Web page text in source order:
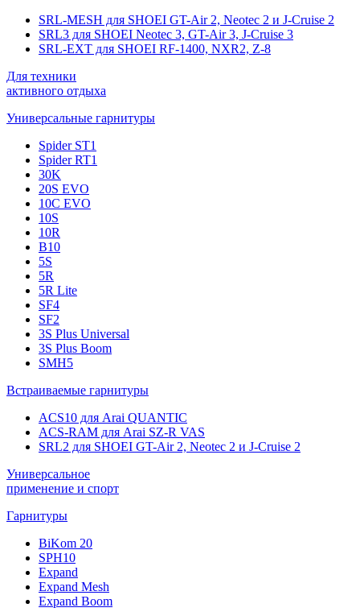
SRL-MESH для SHOEI GT-Air 2, Neotec 2 и J-Cruise 2
SRL3 для SHOEI Neotec 3, GT-Air 3, J‑Cruise 3
SRL-EXT для SHOEI RF-1400, NXR2, Z-8
Для техники
активного отдыха
Универсальные гарнитуры
Spider ST1
Spider RT1
30K
20S EVO
10C EVO
10S
10R
B10
5S
5R
5R Lite
SF4
SF2
3S Plus Universal
3S Plus Boom
SMH5
Встраиваемые гарнитуры
ACS10 для Arai QUANTIC
ACS-RAM для Arai SZ-R VAS
SRL2 для SHOEI GT-Air 2, Neotec 2 и J-Cruise 2
Универсальное
применение и спорт
Гарнитуры
BiKom 20
SPH10
Expand
Expand Mesh
Expand Boom